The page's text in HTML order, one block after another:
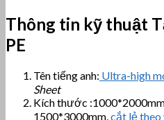
Thông tin kỹ thuật
PE
Tên tiếng anh: Ultra-high
Sheet
Kích thước
1500*3000mm, cắt lẻ theo